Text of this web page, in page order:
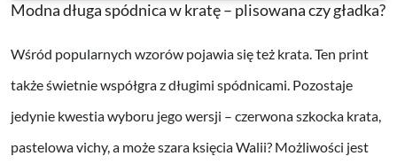
Modna długa spódnica w kratę – plisowana czy gładka?
Wśród popularnych wzorów pojawia się też krata. Ten print
także świetnie współgra z długimi spódnicami. Pozostaje
jedynie kwestia wyboru jego wersji – czerwona szkocka krata,
pastelowa vichy, a może szara księcia Walii? Możliwości jest